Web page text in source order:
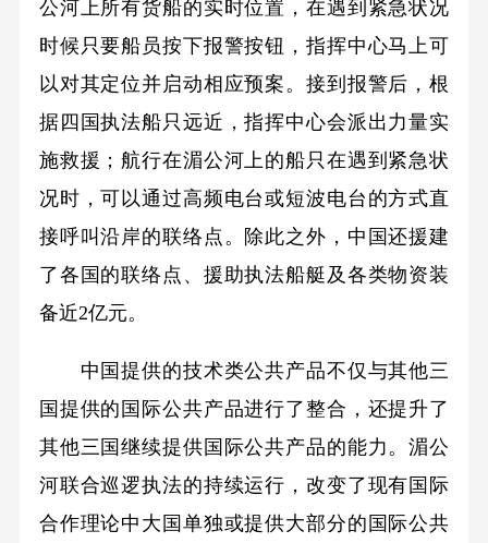
公河上所有货船的实时位置，在遇到紧急状况
时候只要船员按下报警按钮，指挥中心马上可
以对其定位并启动相应预案。接到报警后，根
据四国执法船只远近，指挥中心会派出力量实
施救援；航行在湄公河上的船只在遇到紧急状
况时，可以通过高频电台或短波电台的方式直
接呼叫沿岸的联络点。除此之外，中国还援建
了各国的联络点、援助执法船艇及各类物资装
备近2亿元。
中国提供的技术类公共产品不仅与其他三
国提供的国际公共产品进行了整合，还提升了
其他三国继续提供国际公共产品的能力。湄公
河联合巡逻执法的持续运行，改变了现有国际
合作理论中大国单独或提供大部分的国际公共